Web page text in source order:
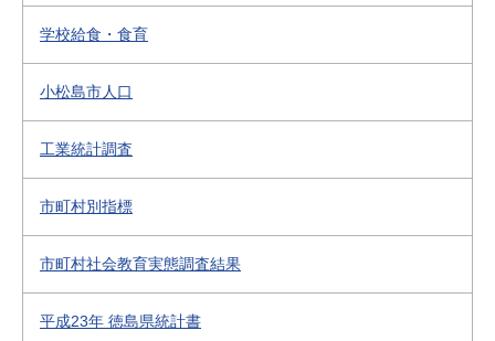
学校給食・食育
小松島市人口
工業統計調査
市町村別指標
市町村社会教育実態調査結果
平成23年 徳島県統計書